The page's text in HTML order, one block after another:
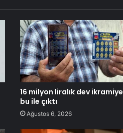
16 milyon liralık dev ikramiye
bu ile çıktı
Ağustos 6, 2026